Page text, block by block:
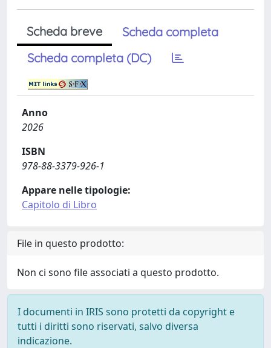
Scheda breve
Scheda completa
Scheda completa (DC)
Anno
2026
ISBN
978-88-3379-926-1
Appare nelle tipologie:
Capitolo di Libro
File in questo prodotto:
Non ci sono file associati a questo prodotto.
I documenti in IRIS sono protetti da copyright e
tutti i diritti sono riservati, salvo diversa
indicazione.